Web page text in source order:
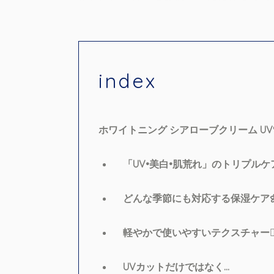
index
ホワイトニング シアローブクリーム
「UV•美白•肌荒れ」のトリプルケ
どんな季節にも対応する保湿ケア
軽やかで使いやすいテクスチャー
UVカットだけではなく…